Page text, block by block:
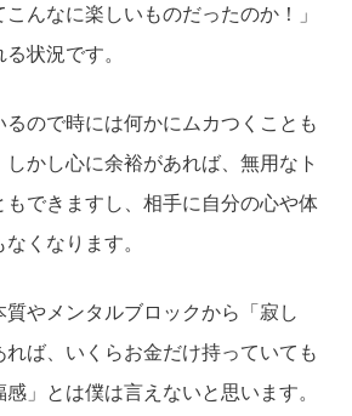
んなに楽しいものだったのか！」
状況です。
るので時には何かにムカつくことも
かし心に余裕があれば、無用なト
もできますし、相手に自分の心や体
くなります。
やメンタルブロックから「寂し
ば、いくらお金だけ持っていても
」とは僕は言えないと思います。